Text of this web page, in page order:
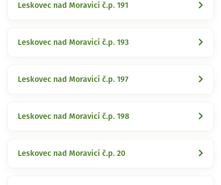
Leskovec nad Moravicí č.p. 191
Leskovec nad Moravicí č.p. 193
Leskovec nad Moravicí č.p. 197
Leskovec nad Moravicí č.p. 198
Leskovec nad Moravicí č.p. 20